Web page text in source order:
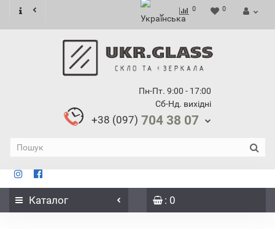
0 0
Пн-Пт. 9:00 - 17:00
Сб-Нд. вихідні
+38 (097) 704 38 07
Каталог : 0